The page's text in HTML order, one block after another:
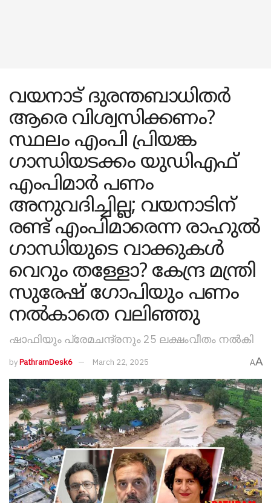
വയനാട് ദുരന്തബാധിതര്‍
ആരെ വിശ്വസിക്കണം?
സ്ഥലം എംപി പ്രിയങ്ക
ഗാന്ധിയടക്കം യുഡിഎഫ്
എംപിമാര്‍ പണം
അനുവദിച്ചില്ല; വയനാടിന്
രണ്ട് എംപിമാരെന്ന രാഹുല്‍
ഗാന്ധിയുടെ വാക്കുകള്‍
വെറും തള്ളോ? കേന്ദ്ര മന്ത്രി
സുരേഷ് ഗോപിയും പണം
നല്‍കാതെ വലിഞ്ഞു
ഷാഫിയും പ്രേമചന്ദ്രനും 25 ലക്ഷംവീതം നല്‍കി
byPathramDesk6 March 22, 2025 AA